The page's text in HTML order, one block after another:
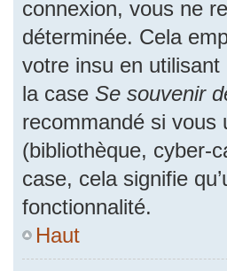
connexion, vous ne
déterminée. Cela
votre insu en
la case Se souvenir
recommandé si vous
(bibliothèque, cyber-
case, cela signifie
fonctionnalité.
Haut